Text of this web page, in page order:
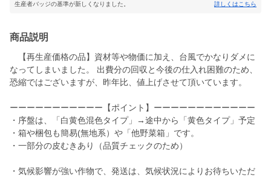
生産者バッジの基準が新しくなりました。 詳しくはこちら
商品説明
【再生産価格の品】資材等や物価に加え、台風でかなりダメに
なってしまいました。 出費分の回収と今後の仕入れ困難のため、
恐縮ではございますが、昨年比、値上げさせて頂いています。
ーーーーーーーーーーー【ポイント】ーーーーーーーーーーーー
・序盤は、「白黄色混色タイプ」→途中から「黄色タイプ」予定
・箱や梱包も簡易(無地系）や「他野菜箱」です。
・一部分の皮むきあり（品質チェックのため）
・気候影響が強い作物で、発送は、気候状況によりお待ちいただ